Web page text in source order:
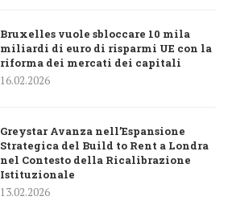
Bruxelles vuole sbloccare 10 mila
miliardi di euro di risparmi UE con la
riforma dei mercati dei capitali
16.02.2026
Greystar Avanza nell’Espansione
Strategica del Build to Rent a Londra
nel Contesto della Ricalibrazione
Istituzionale
13.02.2026